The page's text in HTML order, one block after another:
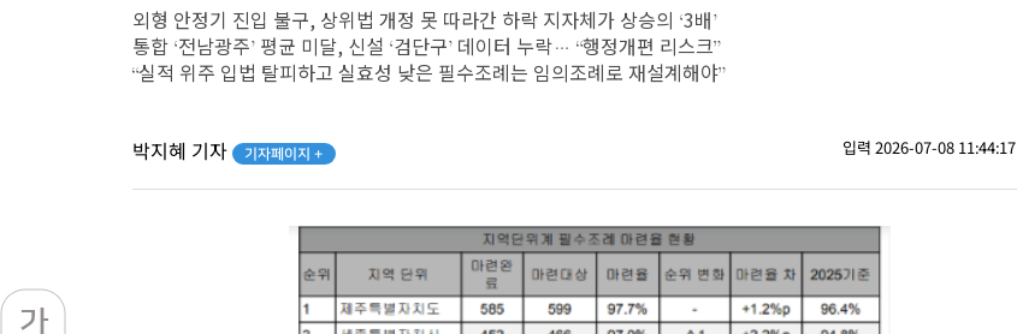
외형 안정기 진입 불구, 상위법 개정 못 따라간 하락 지자체가 상승의 ‘3배’
통합 ‘전남광주’ 평균 미달, 신설 ‘검단구’ 데이터 누락… “행정개편 리스크”
“실적 위주 입법 탈피하고 실효성 낮은 필수조례는 임의조례로 재설계해야”
박지혜 기자 기자페이지 + 입력 2026-07-08 11:44:17